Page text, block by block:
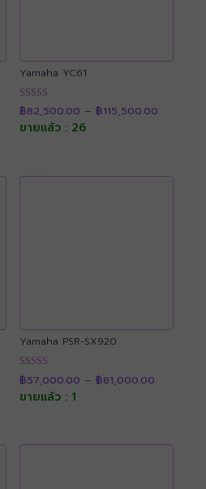
Yamaha YC61
ให้คะแนน
4.91
ตั้งแต่ 1-5
฿82,500.00 – ฿115,500.00range:
ขายแล้ว : 26
Yamaha PSR-SX920
ให้คะแนน
4.91
ตั้งแต่ 1-5
฿57,000.00 – ฿81,000.00range:
ขายแล้ว : 1